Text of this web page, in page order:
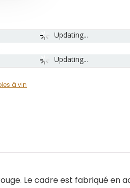
Updating...
Updating...
à vin
Le cadre est fabriqué en